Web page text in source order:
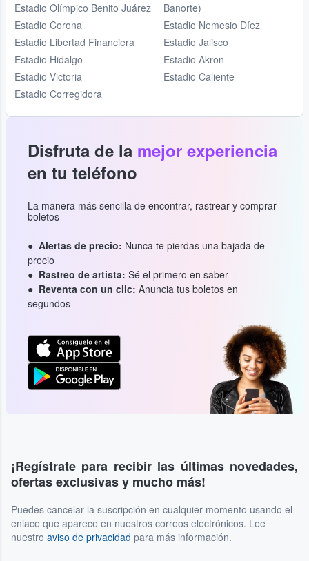
Estadio Olímpico Benito Juárez
Estadio Corona
Estadio Libertad Financiera
Estadio Hidalgo
Estadio Victoria
Estadio Corregidora
Banorte)
Estadio Nemesio Díez
Estadio Jalisco
Estadio Akron
Estadio Caliente
Disfruta de la mejor experiencia
en tu teléfono
La manera más sencilla de encontrar, rastrear y comprar
boletos
Alertas de precio: Nunca te pierdas una bajada de
precio
Rastreo de artista: Sé el primero en saber
Reventa con un clic: Anuncia tus boletos en
segundos
¡Regístrate para recibir las últimas novedades,
ofertas exclusivas y mucho más!
Puedes cancelar la suscripción en cualquier momento usando el
enlace que aparece en nuestros correos electrónicos. Lee
nuestro aviso de privacidad para más información.